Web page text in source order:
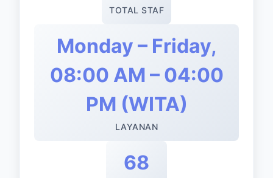
TOTAL STAF
Monday – Friday,
08:00 AM – 04:00
PM (WITA)
LAYANAN
68